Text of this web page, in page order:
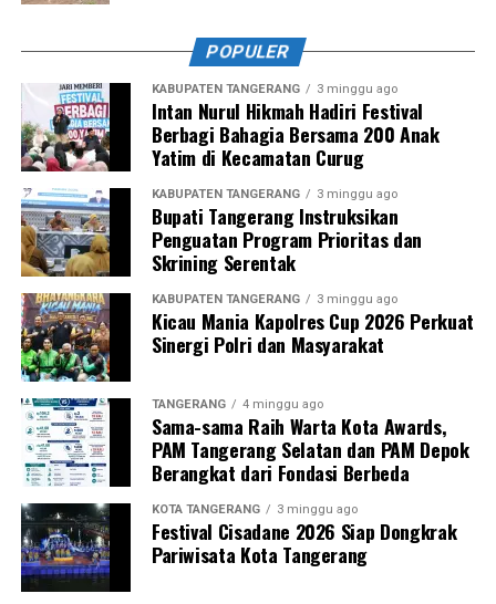
POPULER
KABUPATEN TANGERANG 3 minggu ago
Intan Nurul Hikmah Hadiri Festival
Berbagi Bahagia Bersama 200 Anak
Yatim di Kecamatan Curug
KABUPATEN TANGERANG 3 minggu ago
Bupati Tangerang Instruksikan
Penguatan Program Prioritas dan
Skrining Serentak
KABUPATEN TANGERANG 3 minggu ago
Kicau Mania Kapolres Cup 2026 Perkuat
Sinergi Polri dan Masyarakat
TANGERANG 4 minggu ago
Sama-sama Raih Warta Kota Awards,
PAM Tangerang Selatan dan PAM Depok
Berangkat dari Fondasi Berbeda
KOTA TANGERANG 3 minggu ago
Festival Cisadane 2026 Siap Dongkrak
Pariwisata Kota Tangerang